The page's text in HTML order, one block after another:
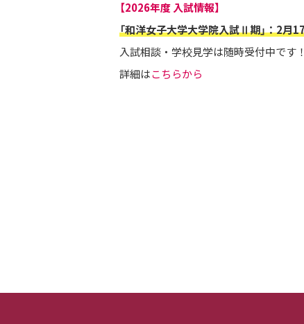
【2026年度 入試情報】
「和洋女子大学大学院入試Ⅱ期」：2月17
入試相談・学校見学は随時受付中です！
詳細はこちらから